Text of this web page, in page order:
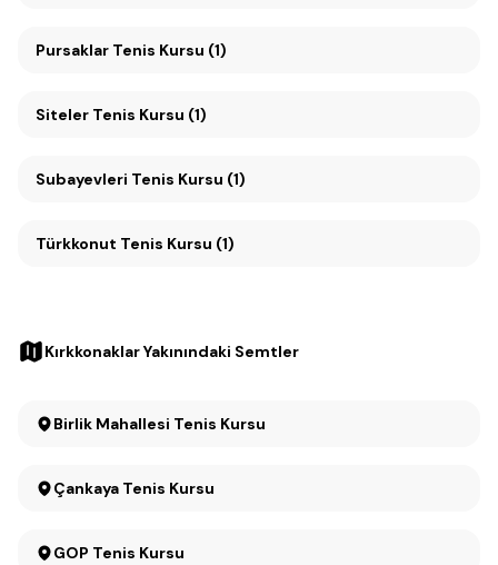
Pursaklar Tenis Kursu (1)
Siteler Tenis Kursu (1)
Subayevleri Tenis Kursu (1)
Türkkonut Tenis Kursu (1)
Kırkkonaklar Yakınındaki Semtler
Birlik Mahallesi Tenis Kursu
Çankaya Tenis Kursu
GOP Tenis Kursu